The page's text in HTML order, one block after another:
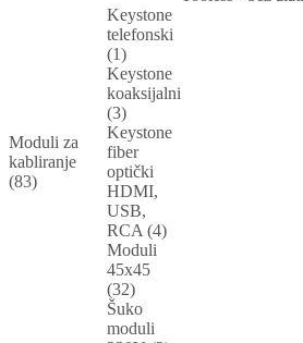
Moduli za
kabliranje
(83)
Keystone
telefonski
(1)
Keystone
koaksijalni
(3)
Keystone
fiber
optički
HDMI,
USB,
RCA (4)
Moduli
45x45
(32)
Šuko
moduli